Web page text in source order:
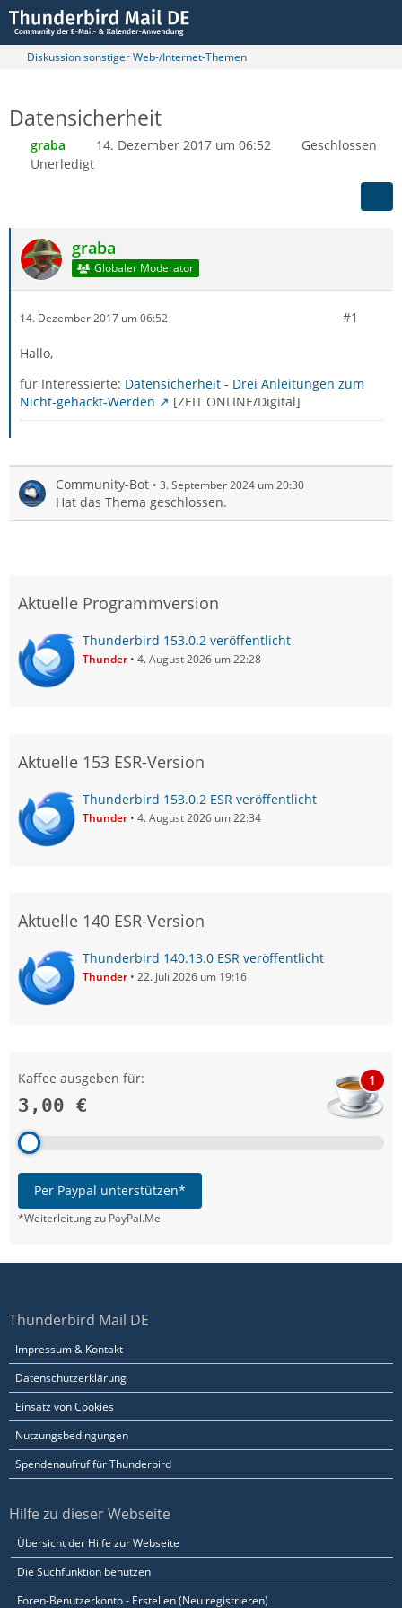
Diskussion sonstiger Web-/Internet-Themen
Datensicherheit
graba 14. Dezember 2017 um 06:52
Geschlossen
Unerledigt
graba
Globaler Moderator
14. Dezember 2017 um 06:52 #1
Hallo,
für Interessierte: Datensicherheit - Drei Anleitungen zum
Nicht-gehackt-Werden
[ZEIT ONLINE/Digital]
Community-Bot 3. September 2024 um 20:30
Hat das Thema geschlossen.
Aktuelle Programmversion
Thunderbird 153.0.2 veröffentlicht
Thunder 4. August 2026 um 22:28
Aktuelle 153 ESR-Version
Thunderbird 153.0.2 ESR veröffentlicht
Thunder 4. August 2026 um 22:34
Aktuelle 140 ESR-Version
Thunderbird 140.13.0 ESR veröffentlicht
Thunder 22. Juli 2026 um 19:16
Kaffee ausgeben für:
3,00 €
1
Per Paypal unterstützen*
*Weiterleitung zu PayPal.Me
Thunderbird Mail DE
Impressum & Kontakt
Datenschutzerklärung
Einsatz von Cookies
Nutzungsbedingungen
Spendenaufruf für Thunderbird
Hilfe zu dieser Webseite
Übersicht der Hilfe zur Webseite
Die Suchfunktion benutzen
Foren-Benutzerkonto - Erstellen (Neu registrieren)